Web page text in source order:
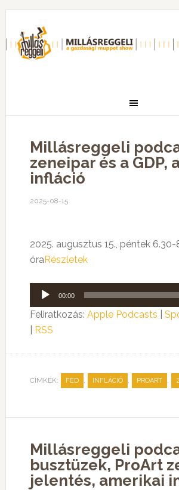
Millásreggeli
zeneipar és a GDP,
infláció
2025-08-15
2025. augusztus 15., péntek6.30-
óraRészletek
Audió
lejátszó
00:00
Feliratkozás: Apple Podcasts
RSS
CÍMKÉK: FED , INFLÁCIÓ , PROART ,
Millásreggeli
busztüzek, ProArt
jelentés, amerikai